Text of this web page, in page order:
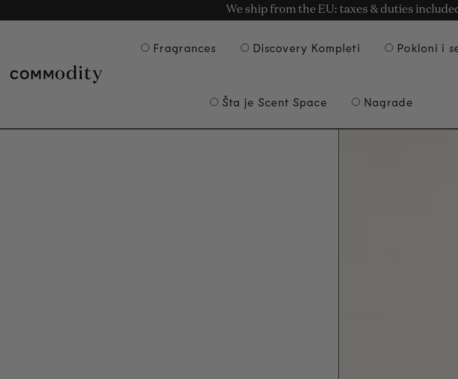
Besplatna dostava po porudžbinama od 135€ i
We ship from the EU: taxes & duties
Get rewards for shopping with
Fragrances Discovery Kompleti Pokloni i
Šta je Scent Space Nagrade